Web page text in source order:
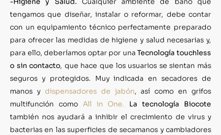
tengamos que diseñar, instalar o reformar, debe contar
con un equipamiento técnico perfectamente preparado
para ofrecer las medidas de higiene y salud necesarias y,
para ello, deberíamos optar por unaTecnología touchless
o sin contacto, que hace que los usuarios se sientan más
seguros y protegidos. Muy indicada en secadores de
manos y dispensadores de jabón, así como en grifos
multifunción como All in One.
La tecnología Biocote
también nos ayudará a inhibir el crecimiento de virus y
bacterias en las superficies de secamanos y cambiadores